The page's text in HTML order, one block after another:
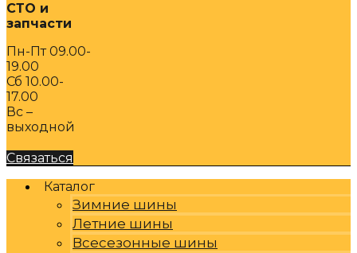
СТО и
запчасти
Пн-Пт 09.00-
19.00
Сб 10.00-
17.00
Вс –
выходной
Связаться
Каталог
Зимние шины
Летние шины
Всесезонные шины